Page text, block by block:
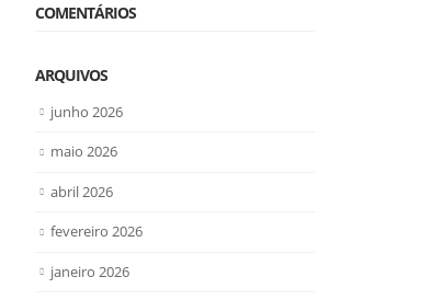
COMENTÁRIOS
ARQUIVOS
junho 2026
maio 2026
abril 2026
fevereiro 2026
janeiro 2026